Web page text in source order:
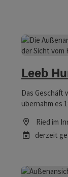
Leeb
Das Geschäft
übernahm es
Das obere
Ried im
derzeit